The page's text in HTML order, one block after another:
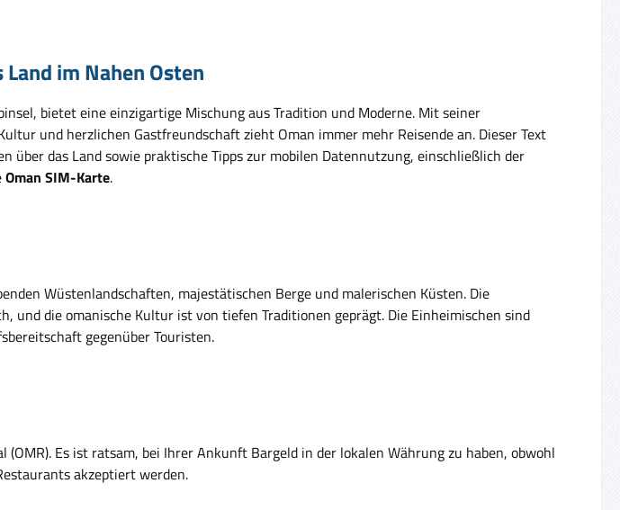
im Nahen Osten
bietet eine einzigartige Mischung aus Tradition und Moderne. Mit seiner
und herzlichen Gastfreundschaft zieht Oman immer mehr Reisende an. Dieser Text
über das Land sowie praktische Tipps zur mobilen Datennutzung, einschließlich der
Oman SIM-Karte.
Wüstenlandschaften, majestätischen Berge und malerischen Küsten. Die
und die omanische Kultur ist von tiefen Traditionen geprägt. Die Einheimischen sind
gegenüber Touristen.
(OMR). Es ist ratsam, bei Ihrer Ankunft Bargeld in der lokalen Währung zu haben, obwohl
akzeptiert werden.